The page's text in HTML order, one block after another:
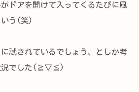
ドアを開けて入ってくるたびに風
いう(笑)
試されているでしょう、としか考
況でした(≧▽≦)